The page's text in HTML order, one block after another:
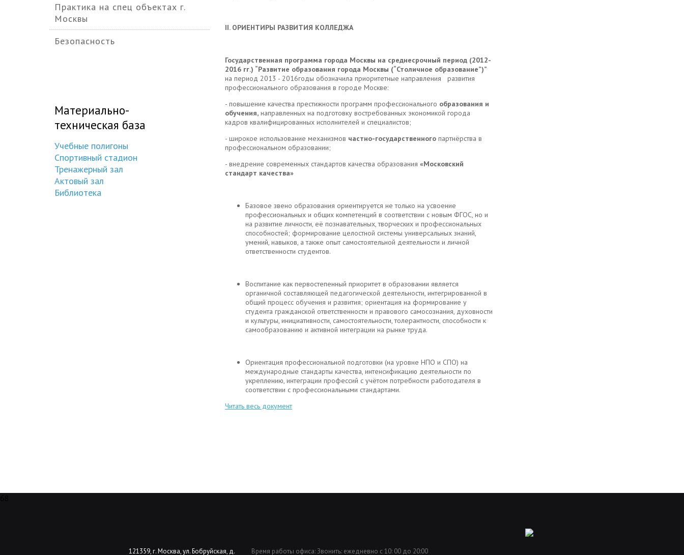
Практика на спец объектах г.
Москвы
Безопасность
Материально-
техническая база
Учебные полигоны
Спортивный стадион
Тренажерный зал
Актовый зал
Библиотека
II. ОРИЕНТИРЫ РАЗВИТИЯ КОЛЛЕДЖА
Государственная программа города Москвы на среднесрочный период (2012-
2016 гг.) “Развитие образования города Москвы (“Столичное образование”)”
на период 2013 - 2016годы обозначила приоритетные направления развития
профессионального образования в городе Москве:
- повышение качества престижности программ профессионального образования и
обучения, направленных на подготовку востребованных экономикой города
кадров квалифицированных исполнителей и специалистов;
- широкое использование механизмов частно-государственного партнёрства в
профессиональном образовании;
- внедрение современных стандартов качества образования «Московский
стандарт качества»
Базовое звено образования ориентируется не только на усвоение
профессиональных и общих компетенций в соответствии с новым ФГОС, но и
на развитие личности, её познавательных, творческих и профессиональных
способностей; формирование целостной системы универсальных знаний,
умений, навыков, а также опыт самостоятельной деятельности и личной
ответственности студентов.
Воспитание как первостепенный приоритет в образовании является
органичной составляющей педагогической деятельности, интегрированной в
общий процесс обучения и развития; ориентация на формирование у
студента гражданской ответственности и правового самосознания, духовности
и культуры, инициативности, самостоятельности, толерантности, способности к
самообразованию и активной интеграции на рынке труда.
Ориентация профессиональной подготовки (на уровне НПО и СПО) на
международные стандарты качества, интенсификацию деятельности по
укреплению, интеграции профессий с учётом потребности работодателя в
соответствии с профессиональными стандартами.
Читать весь документ
121359, г. Москва, ул. Бобруйская, д.
Время работы офиса: Звонить: ежедневно с 10: 00 до 20:00